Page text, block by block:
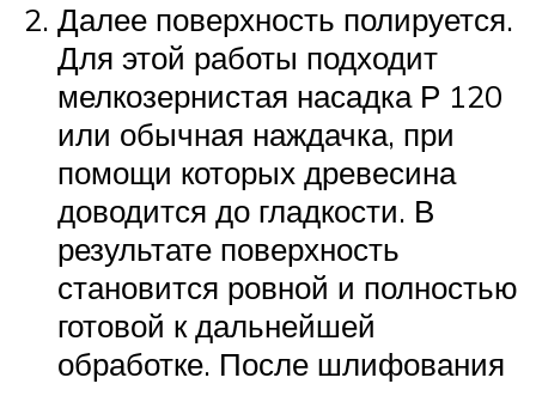
Далее поверхность полируется.
Для этой работы подходит
мелкозернистая насадка Р 120
или обычная наждачка, при
помощи которых древесина
доводится до гладкости. В
результате поверхность
становится ровной и полностью
готовой к дальнейшей
обработке. После шлифования